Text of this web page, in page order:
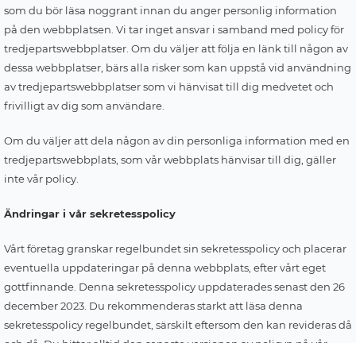
som du bör läsa noggrant innan du anger personlig information
på den webbplatsen. Vi tar inget ansvar i samband med policy för
tredjepartswebbplatser. Om du väljer att följa en länk till någon av
dessa webbplatser, bärs alla risker som kan uppstå vid användning
av tredjepartswebbplatser som vi hänvisat till dig medvetet och
frivilligt av dig som användare.
Om du väljer att dela någon av din personliga information med en
tredjepartswebbplats, som vår webbplats hänvisar till dig, gäller
inte vår policy.
Ändringar i vår sekretesspolicy
Vårt företag granskar regelbundet sin sekretesspolicy och placerar
eventuella uppdateringar på denna webbplats, efter vårt eget
gottfinnande. Denna sekretesspolicy uppdaterades senast den 26
december 2023. Du rekommenderas starkt att läsa denna
sekretesspolicy regelbundet, särskilt eftersom den kan revideras då